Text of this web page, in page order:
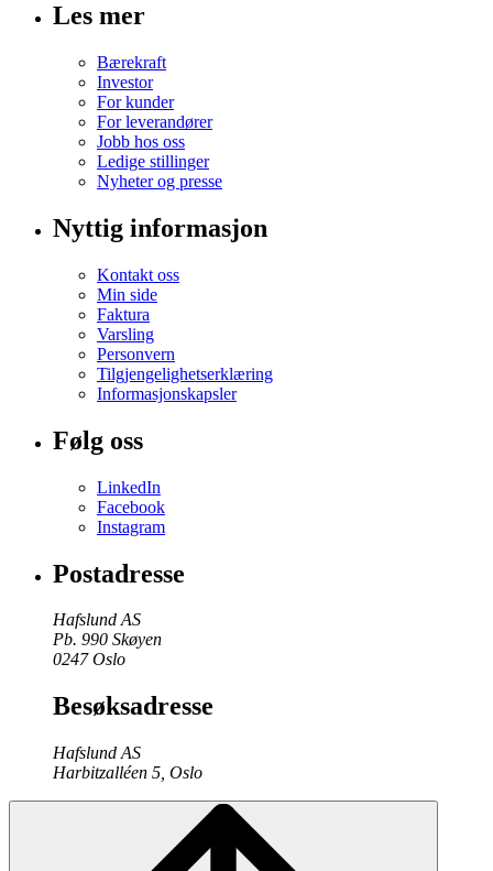
Les mer
Bærekraft
Investor
For kunder
For leverandører
Jobb hos oss
Ledige stillinger
Nyheter og presse
Nyttig informasjon
Kontakt oss
Min side
Faktura
Varsling
Personvern
Tilgjengelighetserklæring
Informasjonskapsler
Følg oss
LinkedIn
Facebook
Instagram
Postadresse
Hafslund AS
Pb. 990 Skøyen
0247 Oslo
Besøksadresse
Hafslund AS
Harbitzalléen 5, Oslo